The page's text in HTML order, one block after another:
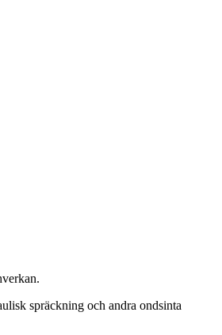
spräckning och andra ondsinta